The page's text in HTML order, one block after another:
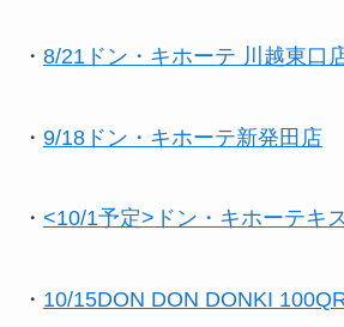
・ 8/21ドン・キホーテ 川越東口
・ 9/18ドン・キホーテ新発田店
・ <10/1予定> ドン・キホーテキ
・ 10/15DON DON DONKI